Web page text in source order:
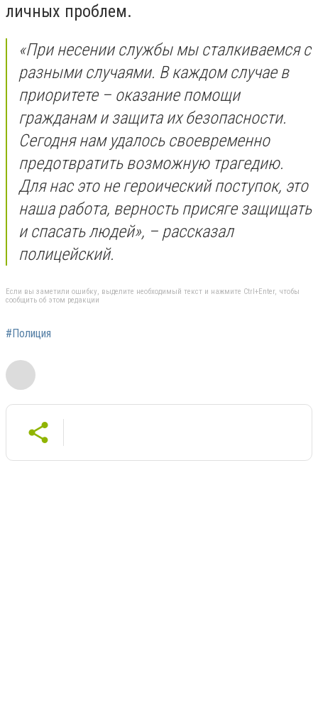
личных проблем.
«При несении службы мы сталкиваемся с
разными случаями. В каждом случае в
приоритете – оказание помощи
гражданам и защита их безопасности.
Сегодня нам удалось своевременно
предотвратить возможную трагедию.
Для нас это не героический поступок, это
наша работа, верность присяге защищать
и спасать людей», – рассказал
полицейский.
Если вы заметили ошибку, выделите необходимый текст и нажмите Ctrl+Enter, чтобы
сообщить об этом редакции
#Полиция